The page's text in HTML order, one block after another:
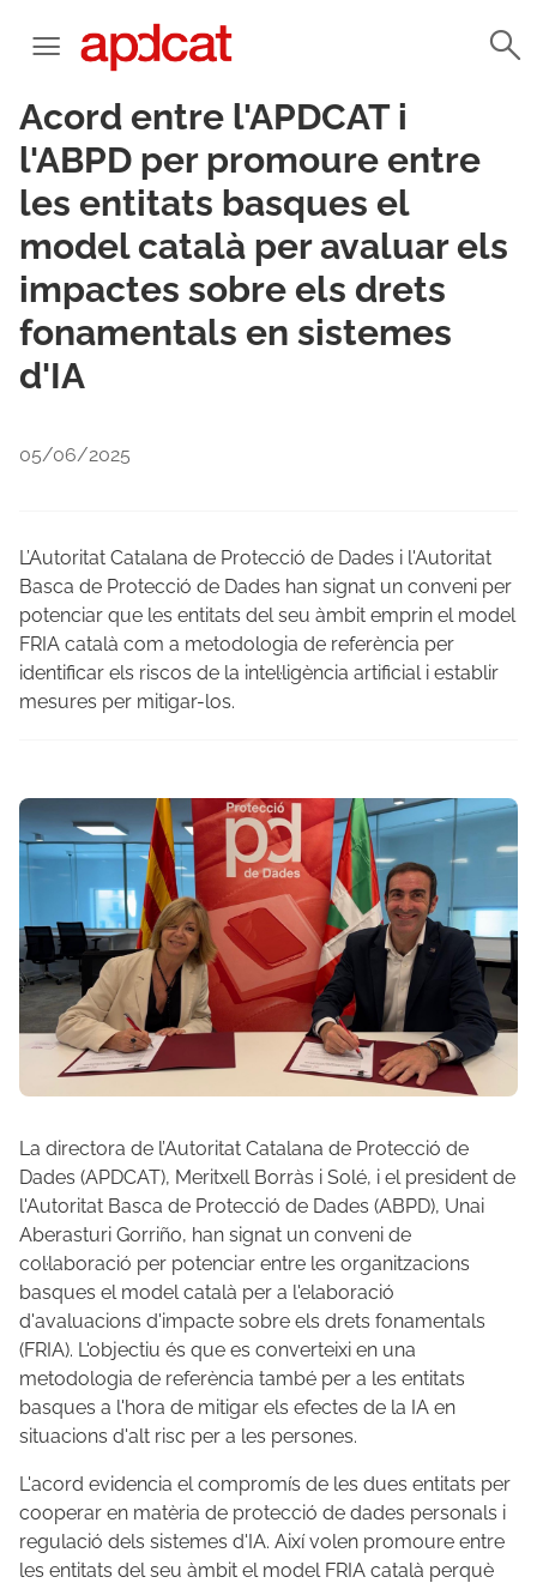
Acord entre l'APDCAT i
l'ABPD per promoure entre
les entitats basques el
model català per avaluar els
impactes sobre els drets
fonamentals en sistemes
d'IA
05/06/2025
L’Autoritat Catalana de Protecció de Dades i l'Autoritat
Basca de Protecció de Dades han signat un conveni per
potenciar que les entitats del seu àmbit emprin el model
FRIA català com a metodologia de referència per
identificar els riscos de la intel·ligència artificial i establir
mesures per mitigar-los.
La directora de l’Autoritat Catalana de Protecció de
Dades (APDCAT), Meritxell Borràs i Solé, i el president de
l'Autoritat Basca de Protecció de Dades (ABPD), Unai
Aberasturi Gorriño, han signat un conveni de
col·laboració per potenciar entre les organitzacions
basques el model català per a l'elaboració
d'avaluacions d'impacte sobre els drets fonamentals
(FRIA). L'objectiu és que es converteixi en una
metodologia de referència també per a les entitats
basques a l'hora de mitigar els efectes de la IA en
situacions d'alt risc per a les persones.
L'acord evidencia el compromís de les dues entitats per
cooperar en matèria de protecció de dades personals i
regulació dels sistemes d'IA. Així volen promoure entre
les entitats del seu àmbit el model FRIA català perquè